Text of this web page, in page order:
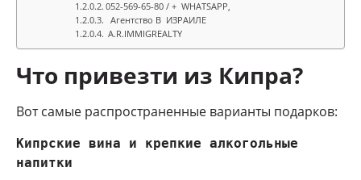
052-569-65-80 / + WHATSAPP,
Агентство В ИЗРАИЛЕ
A.R.IMMIGREALTY
Что привезти из Кипра?
Вот самые распространенные варианты подарков:
Кипрские вина и крепкие алкогольные